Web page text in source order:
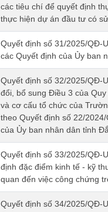
các tiêu chí để quyết định
thực hiện dự án đầu tư có
Quyết định số 31/2025/QĐ-
các Quyết định của Ủy ban
Quyết định số 32/2025/QĐ-
đổi, bổ sung Điều 3 của
và cơ cấu tổ chức của
theo Quyết định số 22/
của Ủy ban nhân dân tỉnh
Quyết định số 33/2025/QĐ-
định đặc điểm kinh tế - kỹ
quan đến việc công chứng
Quyết định số 34/2025/QĐ-